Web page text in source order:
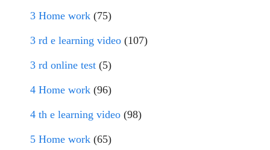
3 Home work (75)
3 rd e learning video (107)
3 rd online test (5)
4 Home work (96)
4 th e learning video (98)
5 Home work (65)